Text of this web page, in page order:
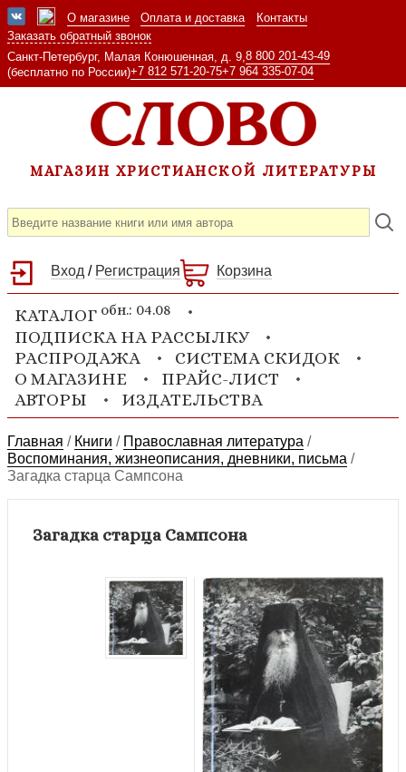
О магазине Оплата и доставка
Контакты
Заказать обратный звонок
Санкт-Петербург, Малая Конюшенная, д. 9, 8 800 201-43-49
(бесплатно по России)+7 812 571-20-75+7 964 335-07-04
МАГАЗИН ХРИСТИАНСКОЙ ЛИТЕРАТУРЫ
Вход / Регистрация Корзина
КАТАЛОГ обн.: 04.08
ПОДПИСКА НА РАССЫЛКУ
РАСПРОДАЖА
СИСТЕМА СКИДОК
О МАГАЗИНЕ
ПРАЙС-ЛИСТ
АВТОРЫ
ИЗДАТЕЛЬСТВА
Главная / Книги / Православная литература /
Воспоминания, жизнеописания, дневники, письма /
Загадка старца Сампсона
Загадка старца Сампсона